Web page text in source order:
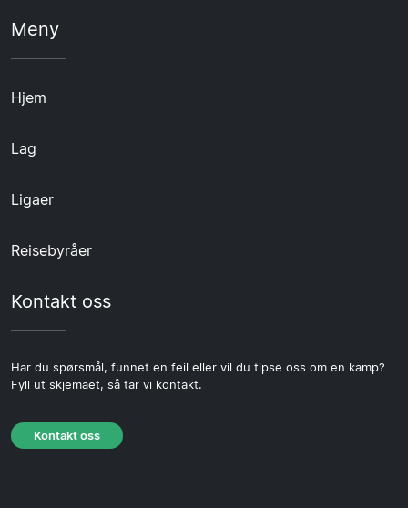
Meny
Hjem
Lag
Ligaer
Reisebyråer
Kontakt oss
Har du spørsmål, funnet en feil eller vil du tipse oss om en kamp?
Fyll ut skjemaet, så tar vi kontakt.
Kontakt oss